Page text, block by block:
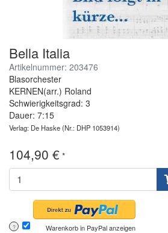
Bella Italia
Artikelnummer: 203476
Blasorchester
KERNEN(arr.) Roland
Schwierigkeitsgrad: 3
Dauer: 7:15
Verlag: De Haske(Nr.: DHP 1053914)
104,90 € *
? Warenkorb in PayPal anzeigen